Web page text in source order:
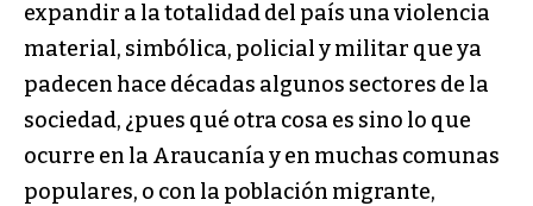
expandir a la totalidad del país una violencia
material, simbólica, policial y militar que ya
padecen hace décadas algunos sectores de la
sociedad, ¿pues qué otra cosa es sino lo que
ocurre en la Araucanía y en muchas comunas
populares, o con la población migrante,